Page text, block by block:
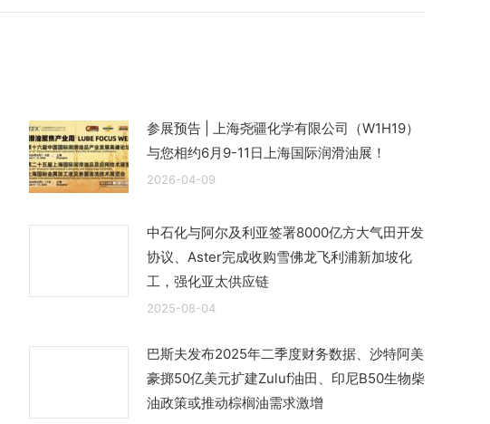
参展预告 | 上海尧疆化学有限公司（W1H19）
与您相约6月9-11日上海国际润滑油展！
2026-04-09
中石化与阿尔及利亚签署8000亿方大气田开发
协议、Aster完成收购雪佛龙飞利浦新加坡化
工，强化亚太供应链
2025-08-04
巴斯夫发布2025年二季度财务数据、沙特阿美
豪掷50亿美元扩建Zuluf油田、印尼B50生物柴
油政策或推动棕榈油需求激增